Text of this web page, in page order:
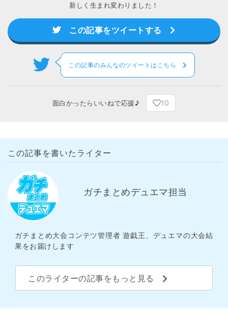
新しく生まれ変わりました！
この記事をツイートする
この記事のみんなのツイートはこちら
面白かったらいいねで応援♪ 10
この記事を書いたライター
ガチまとめデュエマ担当
ガチまとめ大会コンテツ管理者 遊戯王、デュエマの大会結
果をお届けします
このライターの記事をもっと見る